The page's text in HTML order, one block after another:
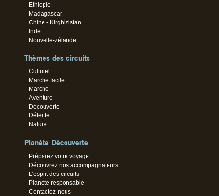
Ethiopie
Madagascar
Chine - Kirghizistan
Inde
Nouvelle-zélande
Thèmes des circuits
Culturel
Marche facile
Marche
Aventure
Découverte
Détente
Nature
Planète Découverte
Préparez votre voyage
Découvrez nos accompagnateurs
L’esprit des circuits
Planète responsable
Contactez-nous